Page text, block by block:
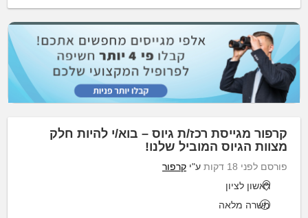
קרפור מגייסת רכז/ת גיוס – בוא/י להיות חלק
מצוות הגיוס המוביל שלנו!
פורסם לפני 18 דקות ע"י קרפור
ראשון לציון
משרה מלאה